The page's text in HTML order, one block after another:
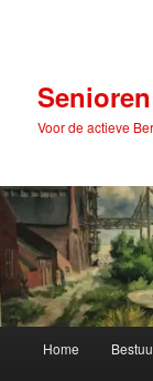
inhoud
Voor de actieve
Home